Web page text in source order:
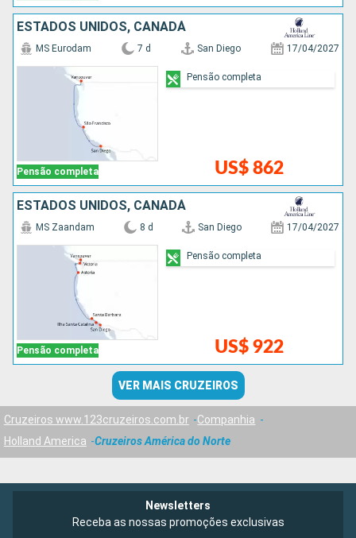
ESTADOS UNIDOS, CANADÁ
Pensão completa
MS Eurodam 7 d San Diego 17/04/2027
US$ 862
Pensão completa
ESTADOS UNIDOS, CANADÁ
Pensão completa
MS Zaandam 8 d San Diego 17/04/2027
US$ 922
Pensão completa
VER MAIS CRUZEIROS
Cruzeiros www.123cruzeiros.com.br
Companhia
Holland America
Cruzeiros América do Norte
Newsletters
Receba as nossas promoções exclusivas